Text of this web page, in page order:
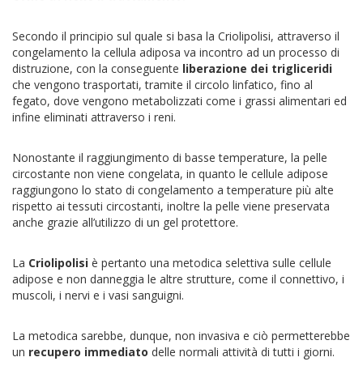
Secondo il principio sul quale si basa la Criolipolisi, attraverso il
congelamento la cellula adiposa va incontro ad un processo di
distruzione, con la conseguente liberazione dei trigliceridi
che vengono trasportati, tramite il circolo linfatico, fino al
fegato, dove vengono metabolizzati come i grassi alimentari ed
infine eliminati attraverso i reni.
Nonostante il raggiungimento di basse temperature, la pelle
circostante non viene congelata, in quanto le cellule adipose
raggiungono lo stato di congelamento a temperature più alte
rispetto ai tessuti circostanti, inoltre la pelle viene preservata
anche grazie all’utilizzo di un gel protettore.
La Criolipolisi è pertanto una metodica selettiva sulle cellule
adipose e non danneggia le altre strutture, come il connettivo, i
muscoli, i nervi e i vasi sanguigni.
La metodica sarebbe, dunque, non invasiva e ciò permetterebbe
un recupero immediato delle normali attività di tutti i giorni.